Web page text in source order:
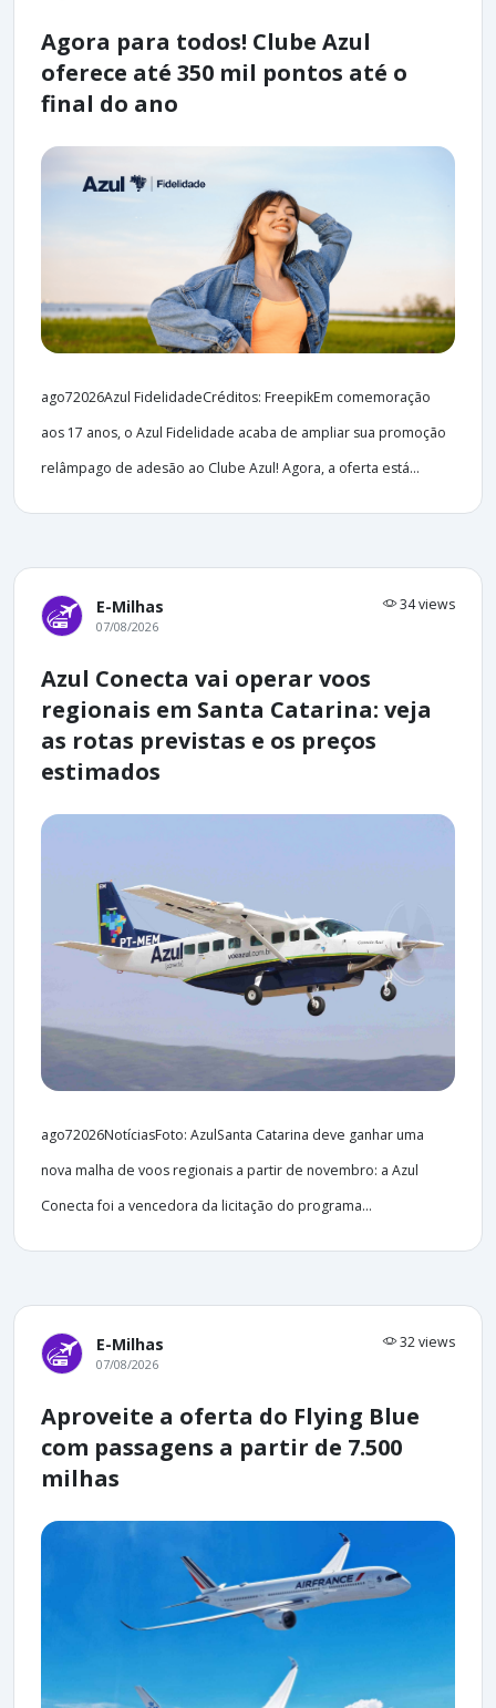
Agora para todos! Clube Azul
oferece até 350 mil pontos até o
final do ano
ago72026Azul FidelidadeCréditos: FreepikEm comemoração
aos 17 anos, o Azul Fidelidade acaba de ampliar sua promoção
relâmpago de adesão ao Clube Azul! Agora, a oferta está...
E-Milhas 34 views
07/08/2026
Azul Conecta vai operar voos
regionais em Santa Catarina: veja
as rotas previstas e os preços
estimados
ago72026NotíciasFoto: AzulSanta Catarina deve ganhar uma
nova malha de voos regionais a partir de novembro: a Azul
Conecta foi a vencedora da licitação do programa...
E-Milhas 32 views
07/08/2026
Aproveite a oferta do Flying Blue
com passagens a partir de 7.500
milhas